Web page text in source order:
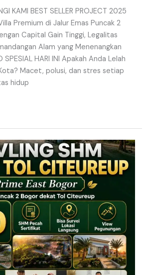
KAMI BEST SELLER PROJECT 2025
Premium di Jalur Emas Puncak 2
Capital Gain Tinggi, Legalitas
Alam yang Menenangkan
SPESIAL HARI INI Apakah Anda Lelah
Macet, polusi, dan stres setiap
hidup